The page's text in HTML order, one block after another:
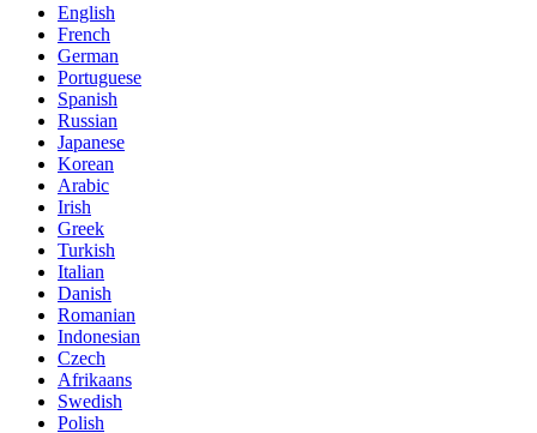
English
French
German
Portuguese
Spanish
Russian
Japanese
Korean
Arabic
Irish
Greek
Turkish
Italian
Danish
Romanian
Indonesian
Czech
Afrikaans
Swedish
Polish